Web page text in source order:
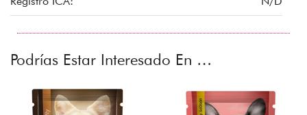
Podrías Estar Interesado En …